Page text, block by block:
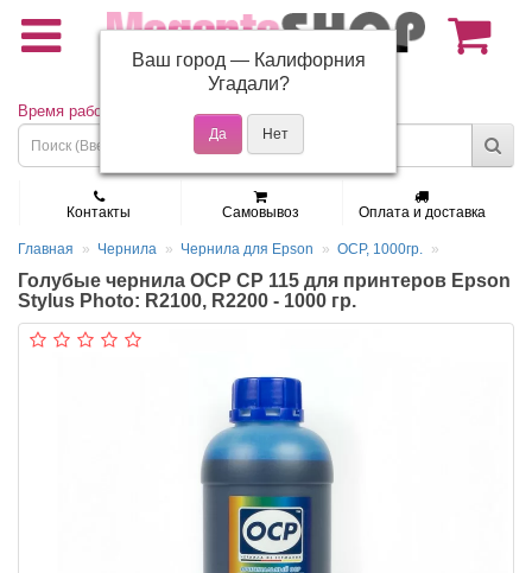
(495) 150-01-37
Время работы: Пн - Пт 9:30 - 19:00
Контакты Самовывоз Оплата и доставка
Главная Чернила Чернила для Epson OCP, 1000гр.
Голубые чернила OCP CP 115 для принтеров Epson
Stylus Photo: R2100, R2200 - 1000 гр.
Ваш город — Калифорния
Угадали?